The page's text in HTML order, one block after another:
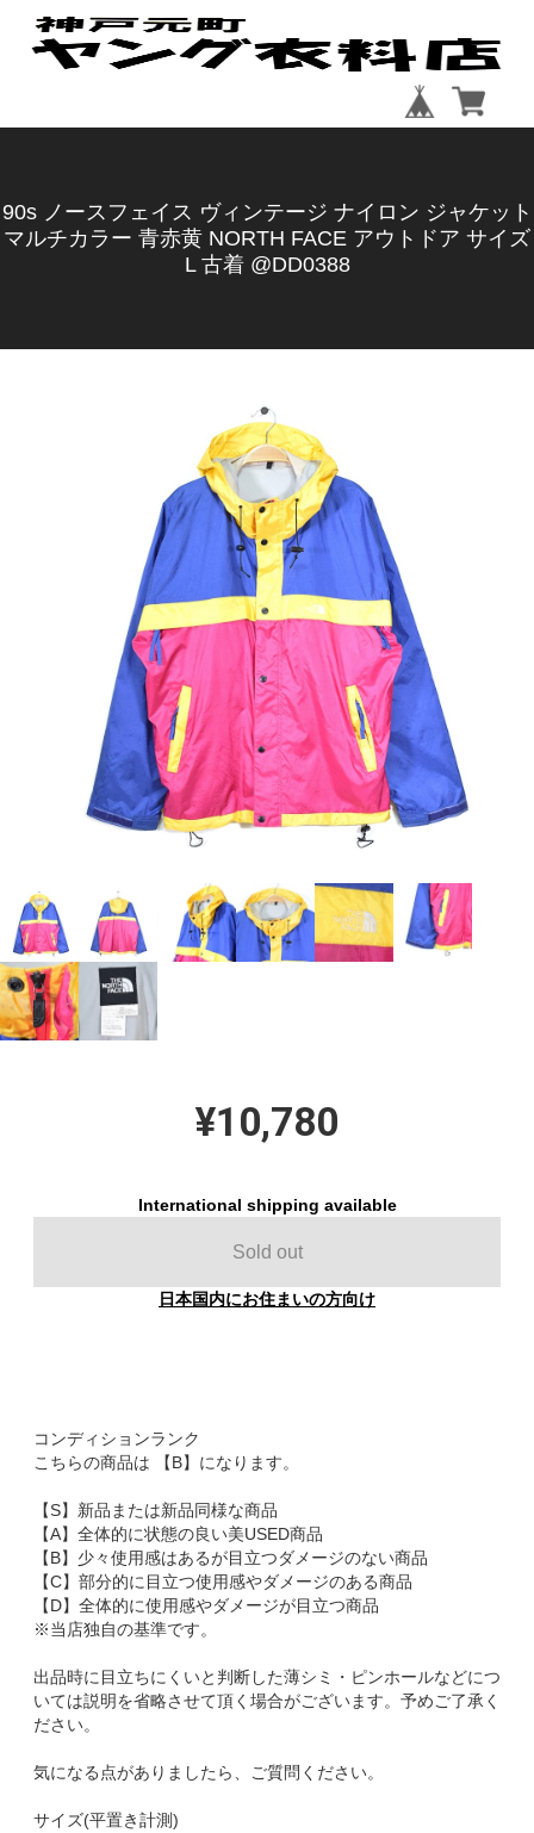
90s ノースフェイス ヴィンテージ ナイロン ジャケット
マルチカラー 青赤黄 NORTH FACE アウトドア サイズ
L 古着 @DD0388
¥10,780
International shipping available
Sold out
日本国内にお住まいの方向け
コンディションランク
こちらの商品は 【B】になります。
【S】新品または新品同様な商品
【A】全体的に状態の良い美USED商品
【B】少々使用感はあるが目立つダメージのない商品
【C】部分的に目立つ使用感やダメージのある商品
【D】全体的に使用感やダメージが目立つ商品
※当店独自の基準です。
出品時に目立ちにくいと判断した薄シミ・ピンホールなどにつ
いては説明を省略させて頂く場合がございます。予めご了承く
ださい。
気になる点がありましたら、ご質問ください。
サイズ(平置き計測)